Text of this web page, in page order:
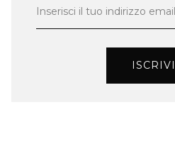
Inserisci il tuo indirizzo email